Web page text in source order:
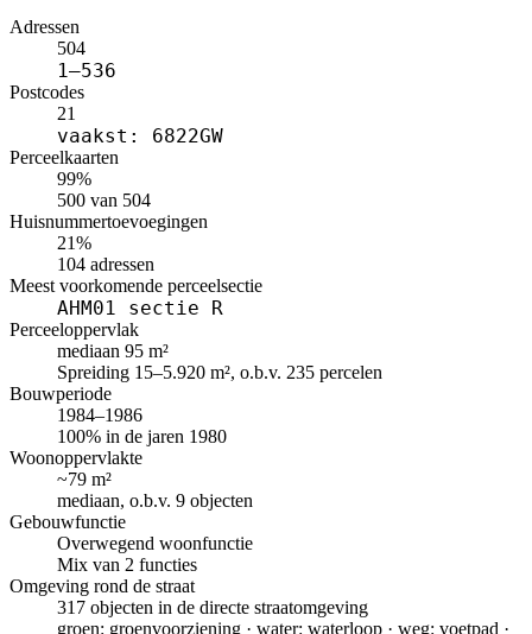
Adressen
504
1–536
Postcodes
21
vaakst: 6822GW
Perceelkaarten
99%
500 van 504
Huisnummertoevoegingen
21%
104 adressen
Meest voorkomende perceelsectie
AHM01 sectie R
Perceeloppervlak
mediaan 95 m²
Spreiding 15–5.920 m², o.b.v. 235 percelen
Bouwperiode
1984–1986
100% in de jaren 1980
Woonoppervlakte
~79 m²
mediaan, o.b.v. 9 objecten
Gebouwfunctie
Overwegend woonfunctie
Mix van 2 functies
Omgeving rond de straat
317 objecten in de directe straatomgeving
groen: groenvoorziening · water: waterloop · weg: voetpad ·